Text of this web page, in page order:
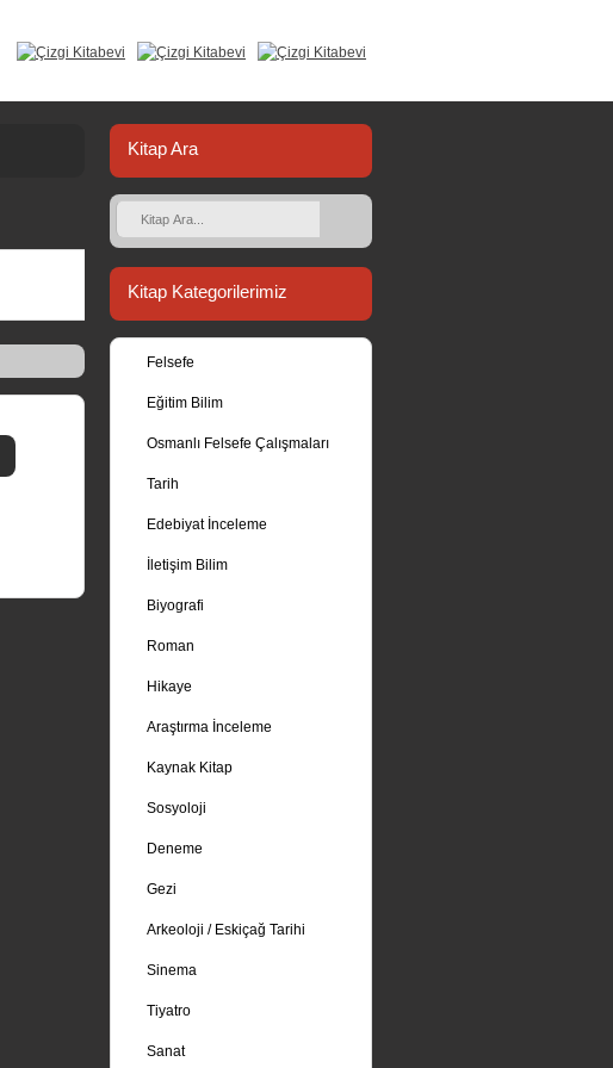
Kitap Ara
Kitap Kategorilerimiz
Felsefe
Eğitim Bilim
Osmanlı Felsefe Çalışmaları
Tarih
Edebiyat İnceleme
İletişim Bilim
Biyografi
Roman
Hikaye
Araştırma İnceleme
Kaynak Kitap
Sosyoloji
Deneme
Gezi
Arkeoloji / Eskiçağ Tarihi
Sinema
Tiyatro
Sanat